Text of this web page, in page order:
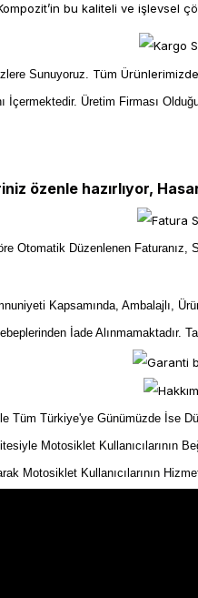
bu kaliteli ve işlevsel
Sunuyoruz. Tüm
İçermektedir. Üretim Firması
özenle hazırlıyor,
Otomatik Düzenlenen
Kapsamında, Ambalajlı,
İade Alınmamaktadır.
Türkiye'ye Günümüzde İse
Motosiklet
Motosiklet Kullanıcılarının